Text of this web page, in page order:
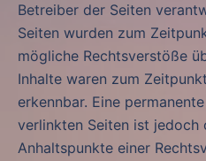
Betreiber der Seiten
Seiten wurden zum
mögliche Rechtsverstöße
Inhalte waren zum
erkennbar. Eine
verlinkten Seiten ist jedoch
Anhaltspunkte einer